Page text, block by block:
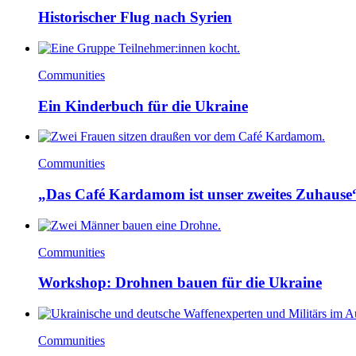
Historischer Flug nach Syrien
Communities
Ein Kinderbuch für die Ukraine
Communities
„Das Café Kardamom ist unser zweites
Communities
Workshop: Drohnen bauen für die Ukraine
Communities